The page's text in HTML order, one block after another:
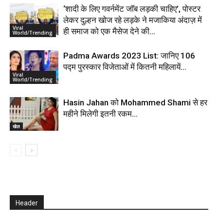
Viral
World/Trending
‘शादी के लिए गवर्नमेंट जॉब लड़की चाहिए’, पोस्टर
लेकर दुल्हन खोज रहे लड़के ने मजाकिया अंदाज़ में
ही समाज को एक मैसेज देने की...
Viral
World/Trending
Padma Awards 2023 List: जानिए 106
पद्म पुरस्कार विजेताओं में कितनी महिलायें…
खेल
Hasin Jahan को Mohammed Shami से हर
महीने मिलेगी इतनी रकम…
Header